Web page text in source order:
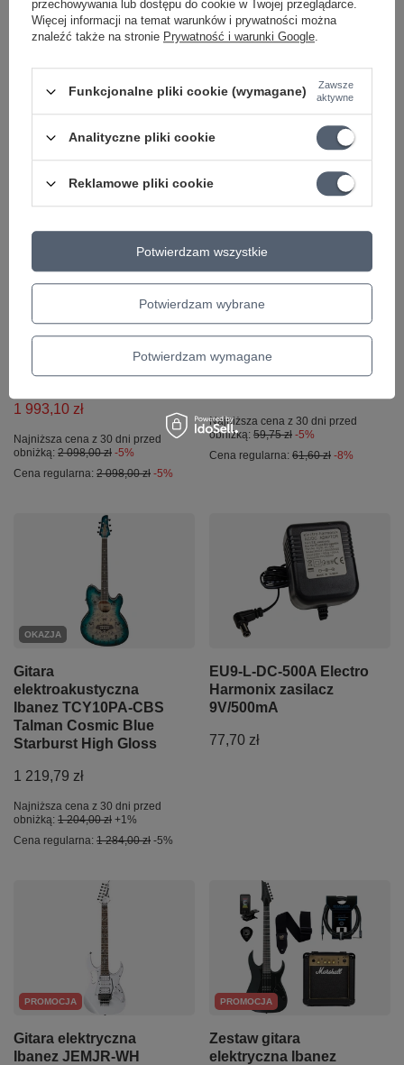
Najniższa cena z 30 dni przed
obniżką:67,00 zł -3%
+ Dodaj do porównania
+ Dodaj do porównania
Polecamy
Gitara elektroklasyczna
Ortega RCE145WH biała
4/4 z pokrowcem
1 993,10 zł
Najniższa cena z 30 dni przed
obniżką: 2 098,00 zł -5%
Cena regularna: 2 098,00 zł -5%
PROMOCJA
Pas do gitary Ibanez
GSD50-P6
Najniższa cena z 30 dni przed
obniżką: 59,75 zł -5%
Cena regularna: 61,60 zł -8%
OKAZJA
Gitara
elektroakustyczna
Ibanez TCY10PA-CBS
Talman Cosmic Blue
Starburst High Gloss
1 219,79 zł
Najniższa cena z 30 dni przed
obniżką: 1 204,00 zł +1%
Cena regularna: 1 284,00 zł -5%
EU9-L-DC-500A Electro
Harmonix zasilacz
9V/500mA
77,70 zł
PROMOCJA
Gitara elektryczna
Ibanez JEMJR-WH
PROMOCJA
Zestaw gitara
elektryczna Ibanez
przechowywania lub dostępu do cookie w Twojej przeglądarce.
Więcej informacji na temat warunków i prywatności można
znaleźć także na stronie Prywatność i warunki Google.
Funkcjonalne pliki cookie (wymagane)
Zawsze
aktywne
Analityczne pliki cookie
Reklamowe pliki cookie
Potwierdzam wybrane
Potwierdzam wymagane
Potwierdzam wszystkie